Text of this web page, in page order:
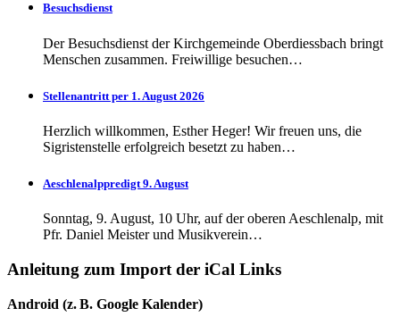
Besuchsdienst
Der Besuchsdienst der Kirchgemeinde Oberdiessbach bringt
Menschen zusammen. Freiwillige besuchen…
Stellenantritt per 1. August 2026
Herzlich willkommen, Esther Heger! Wir freuen uns, die
Sigristenstelle erfolgreich besetzt zu haben…
Aeschlenalppredigt 9. August
Sonntag, 9. August, 10 Uhr, auf der oberen Aeschlenalp, mit
Pfr. Daniel Meister und Musikverein…
Anleitung zum Import der iCal Links
Android (z. B. Google Kalender)